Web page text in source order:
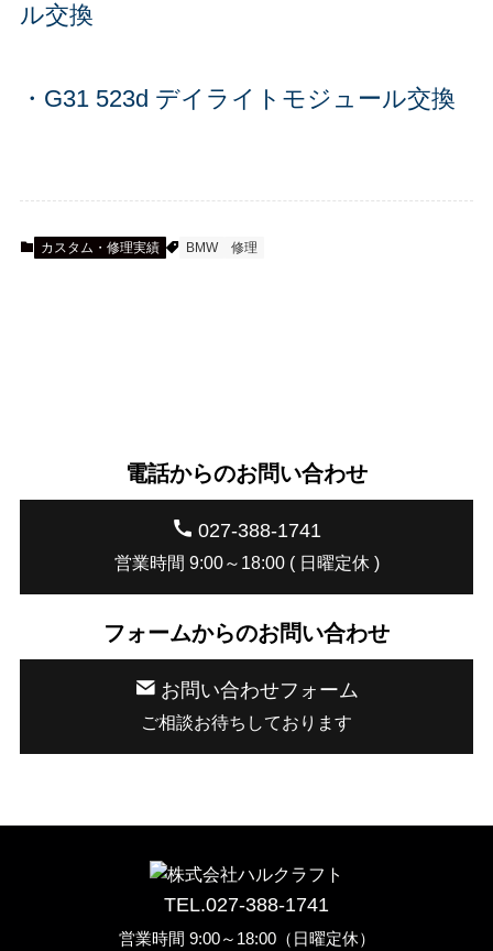
ル交換
・G31 523d デイライトモジュール交換
カスタム・修理実績 BMW 修理
電話からのお問い合わせ
027-388-1741
営業時間 9:00～18:00 ( 日曜定休 )
フォームからのお問い合わせ
お問い合わせフォーム
ご相談お待ちしております
TEL.027-388-1741
営業時間 9:00～18:00（日曜定休）